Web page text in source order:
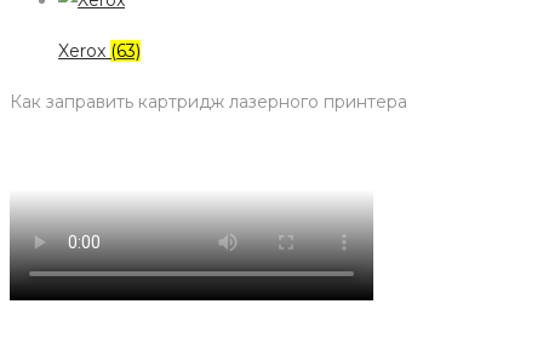
Xerox (63)
Как заправить картридж лазерного принтера